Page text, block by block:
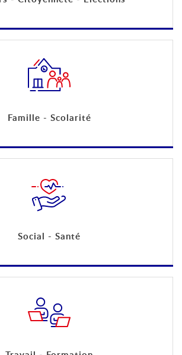
Famille - Scolarité
Social - Santé